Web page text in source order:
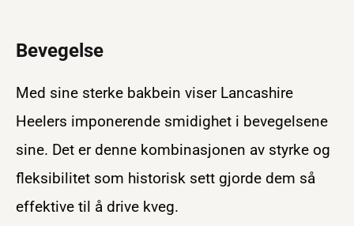
Bevegelse
Med sine sterke bakbein viser Lancashire
Heelers imponerende smidighet i bevegelsene
sine. Det er denne kombinasjonen av styrke og
fleksibilitet som historisk sett gjorde dem så
effektive til å drive kveg.